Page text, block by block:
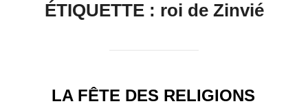
ÉTIQUETTE : roi de Zinvié
LA FÊTE DES RELIGIONS